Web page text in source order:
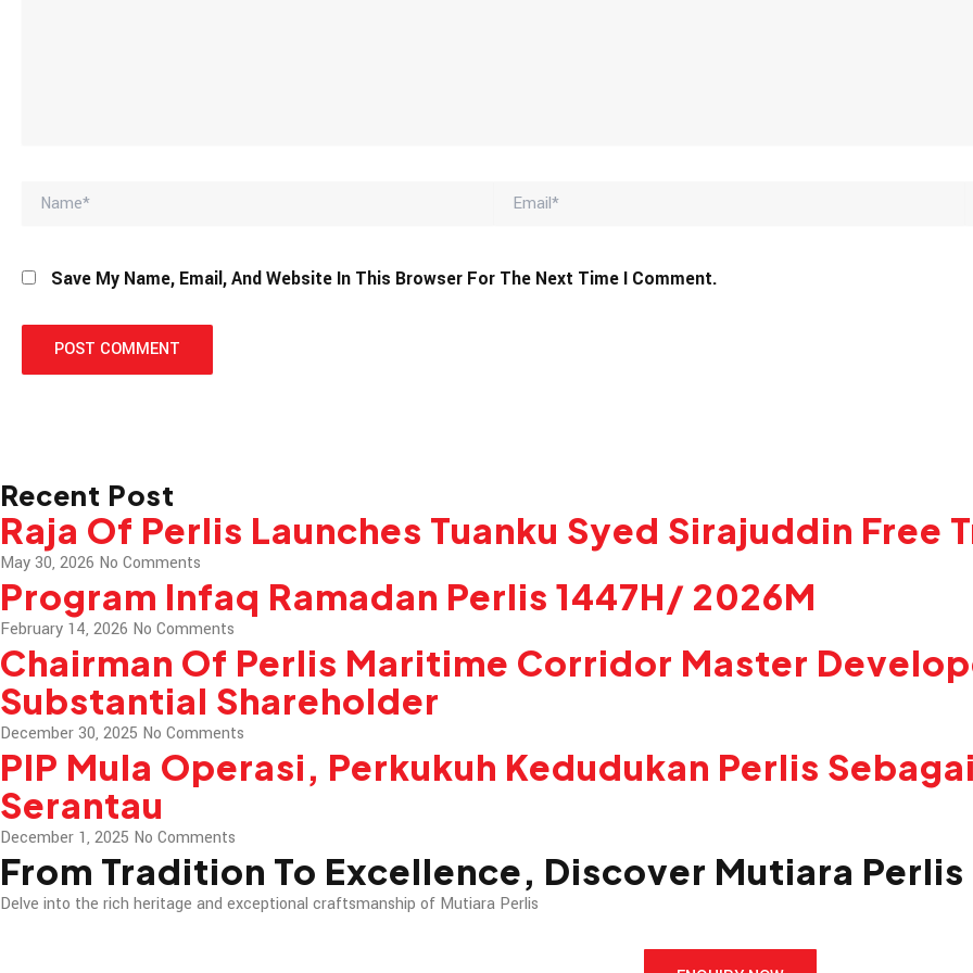
Name* Email*
Save My Name, Email, And Website In This Browser For The Next Time I Comment.
Recent Post
Raja Of Perlis Launches Tuanku Syed Sirajuddin Free
May 30, 2026 No Comments
Program Infaq Ramadan Perlis 1447H/ 2026M
February 14, 2026 No Comments
Chairman Of Perlis Maritime Corridor Master
Substantial Shareholder
December 30, 2025 No Comments
PIP Mula Operasi, Perkukuh Kedudukan Perlis
Serantau
December 1, 2025 No Comments
From Tradition To Excellence, Discover Mutiara Perlis
Delve into the rich heritage and exceptional craftsmanship of Mutiara Perlis